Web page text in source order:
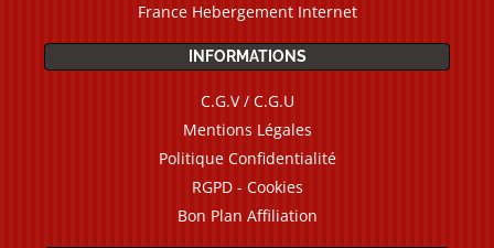
France Hebergement Internet
INFORMATIONS
C.G.V / C.G.U
Mentions Légales
Politique Confidentialité
RGPD - Cookies
Bon Plan Affiliation